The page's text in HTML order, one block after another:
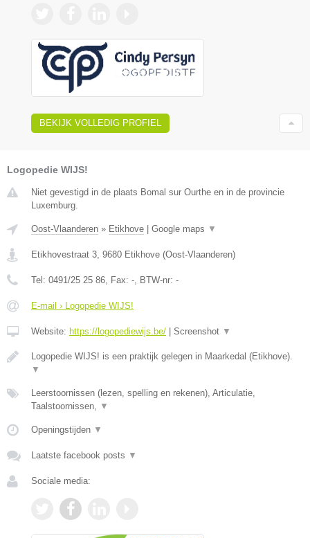
BEKIJK VOLLEDIG PROFIEL
Logopedie WIJS!
Niet gevestigd in de plaats Bomal sur Ourthe en in de provincie
Luxemburg.
Oost-Vlaanderen » Etikhove Google maps ▼
Etikhovestraat 3, 9680 Etikhove (Oost-Vlaanderen)
Tel: 0491/25 25 86, Fax: -, BTW-nr: -
E-mail › Logopedie WIJS!
Website: https://logopediewijs.be/ Screenshot ▼
Logopedie WIJS! is een praktijk gelegen in Maarkedal (Etikhove).
▼
Leerstoornissen (lezen, spelling en rekenen), Articulatie,
Taalstoornissen, ▼
Openingstijden ▼
Laatste facebook posts ▼
Sociale media: